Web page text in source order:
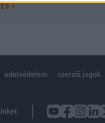
adatvédelem szerzői jogok